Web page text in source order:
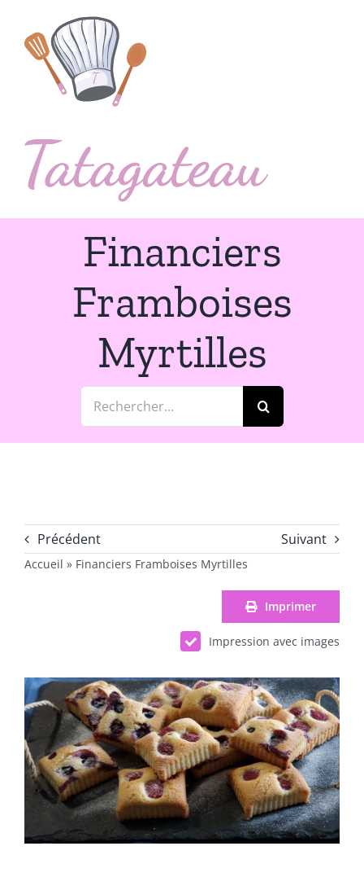
contenu
Financiers
Framboises
Myrtilles
Rechercher:
Précédent Suivant
Accueil » Financiers Framboises Myrtilles
Imprimer
Impression avec images